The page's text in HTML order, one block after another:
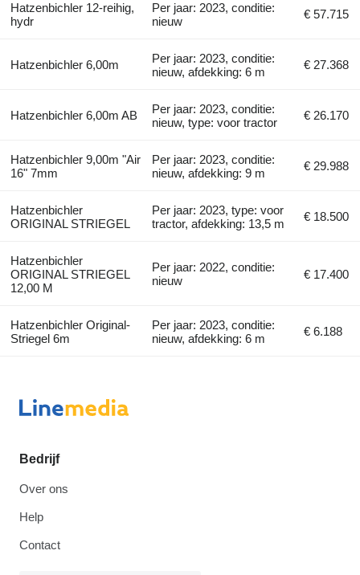
Hatzenbichler 12-reihig,
hydr
Per jaar: 2023, conditie:
nieuw
€ 57.715
Hatzenbichler 6,00m
Per jaar: 2023, conditie:
nieuw, afdekking: 6 m
€ 27.368
Hatzenbichler 6,00m AB
Per jaar: 2023, conditie:
nieuw, type: voor tractor
€ 26.170
Hatzenbichler 9,00m "Air
16" 7mm
Per jaar: 2023, conditie:
nieuw, afdekking: 9 m
€ 29.988
Hatzenbichler
ORIGINAL STRIEGEL
Per jaar: 2023, type: voor
tractor, afdekking: 13,5 m
€ 18.500
Hatzenbichler
ORIGINAL STRIEGEL
12,00 M
Per jaar: 2022, conditie:
nieuw
€ 17.400
Hatzenbichler Original-
Striegel 6m
Per jaar: 2023, conditie:
nieuw, afdekking: 6 m
€ 6.188
Bedrijf
Over ons
Help
Contact